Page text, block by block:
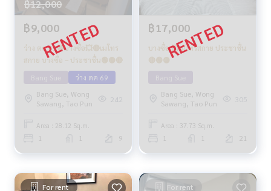
฿12,000
฿9,000
ว่าง ตค 69🟢บางซื่อ💥🔴เมโทร
สกาย บางซื่อ – ประชาชื่น🟢🟡🔴
ว่าง ตค 69
Bang Sue, Wong
Sawang, Tao Pun
242
Area : 28.12 Sq.m.
1 1 9
฿17,000
บางซื่อ 💥เมโทรสกาย ประชาชื่น
🔴🟢🟡
Bang Sue, Wong
Sawang, Tao Pun
305
Area : 37.73 Sq.m.
1 1 21
For rent For rent